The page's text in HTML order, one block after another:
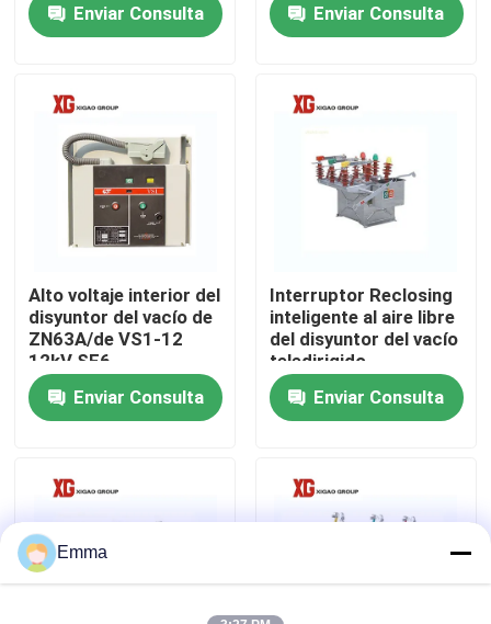
Viaje de la fábrica
Éntrenos en contacto con
Pida una cita
Interruptor de rotura de carga de aire
Interruptor de rotura de carga SF6
Dispositivo de distribución de la distribución de poder
Enviar Consulta
Enviar Consulta
Alto voltaje interior del
disyuntor del vacío de
ZN63A/de VS1-12
12kV SF6
Enviar Consulta
Interruptor Reclosing
inteligente al aire libre
del disyuntor del vacío
teledirigido
Enviar Consulta
Emma